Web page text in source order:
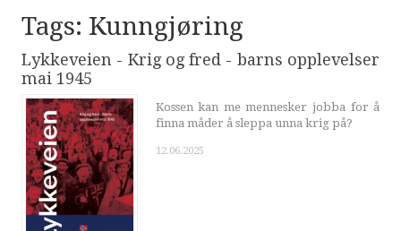
Tags: Kunngjøring
Lykkeveien - Krig og fred - barns opplevelser
mai 1945
Kossen kan me mennesker jobba for å
finna måder å sleppa unna krig på?
12.06.2025